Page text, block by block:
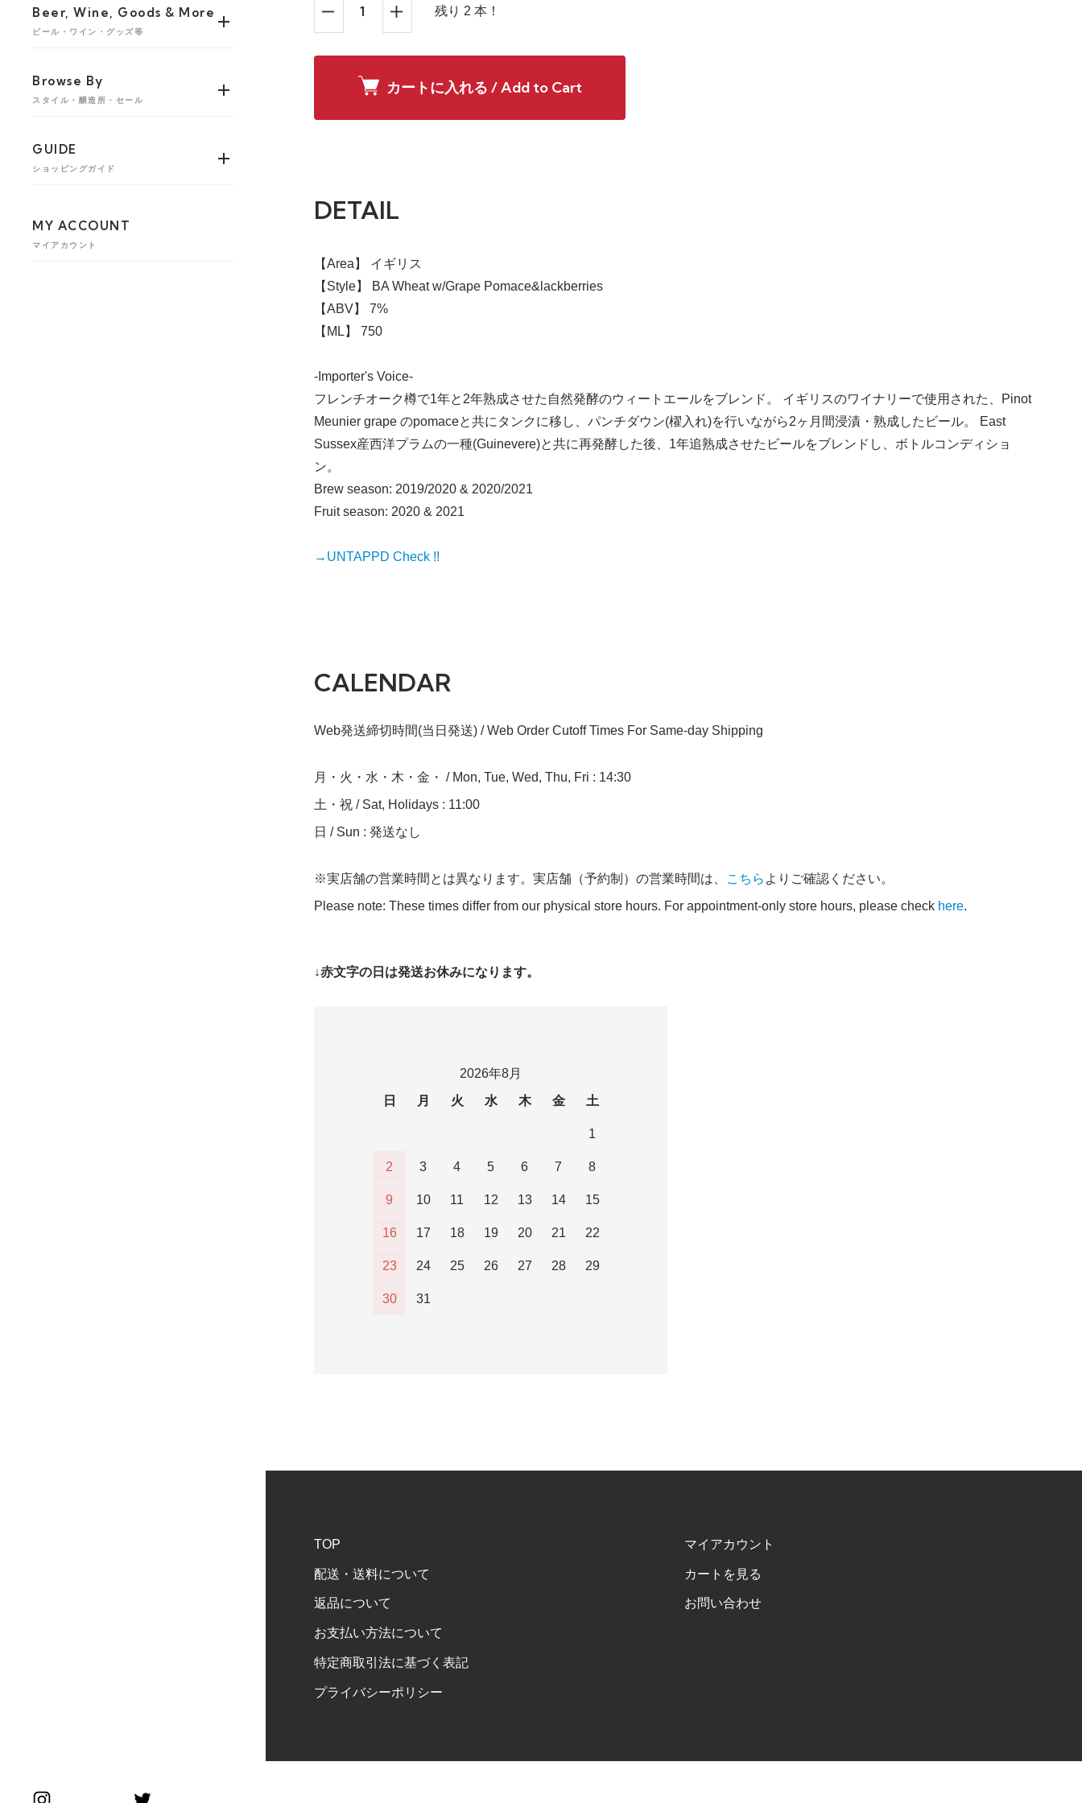
Beer, Wine, Goods & More
ビール・ワイン・グッズ等
Browse By
スタイル・醸造所・セール
GUIDE
ショッピングガイド
MY ACCOUNT
マイアカウント
残り 2 本！
カートに入れる / Add to Cart
DETAIL
【Area】 イギリス
【Style】 BA Wheat w/Grape Pomace&lackberries
【ABV】 7%
【ML】 750
-Importer's Voice-
フレンチオーク樽で1年と2年熟成させた自然発酵のウィートエールをブレンド。 イギリスのワイナリーで使用された、Pinot
Meunier grape のpomaceと共にタンクに移し、パンチダウン(櫂入れ)を行いながら2ヶ月間浸漬・熟成したビール。 East
Sussex産西洋プラムの一種(Guinevere)と共に再発酵した後、1年追熟成させたビールをブレンドし、ボトルコンディショ
ン。
Brew season: 2019/2020 & 2020/2021
Fruit season: 2020 & 2021
→UNTAPPD Check !!
CALENDAR
Web発送締切時間(当日発送) / Web Order Cutoff Times For Same-day Shipping
月・火・水・木・金・ / Mon, Tue, Wed, Thu, Fri : 14:30
土・祝 / Sat, Holidays : 11:00
日 / Sun : 発送なし
※実店舗の営業時間とは異なります。実店舗（予約制）の営業時間は、 こちら よりご確認ください。
Please note: These times differ from our physical store hours. For appointment-only store hours, please check here.
↓赤文字の日は発送お休みになります。
2026年8月
日
月 火 水 木 金 土
1
2 3 4 5 6 7 8
9 10 11 12 13 14 15
16 17 18 19 20 21 22
23 24 25 26 27 28 29
30 31
TOP
配送・送料について
返品について
お支払い方法について
特定商取引法に基づく表記
プライバシーポリシー
マイアカウント
カートを見る
お問い合わせ